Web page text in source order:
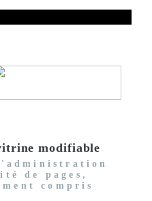
modifiable
de pages,
compris